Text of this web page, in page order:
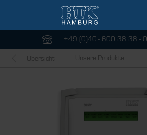
+49 (0)40 - 600 38 38 - 0
Übersicht Unsere Produkte